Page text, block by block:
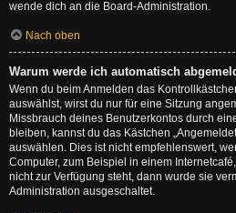
wende dich an die Board-Administration.
Nach oben
Warum werde ich automatisch
Wenn du beim Anmelden das
auswählst, wirst du nur für eine Sitzung
Missbrauch deines Benutzerkontos durch
bleiben, kannst du das Kästchen
auswählen. Dies ist nicht empfehlenswert,
Computer, zum Beispiel in einem
nicht zur Verfügung steht, dann wurde sie
Administration ausgeschaltet.